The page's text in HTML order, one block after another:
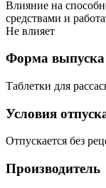
Влияние на
средствами и
Не влияет
Форма выпуска
Таблетки для
Условия
Отпускается без
Производитель